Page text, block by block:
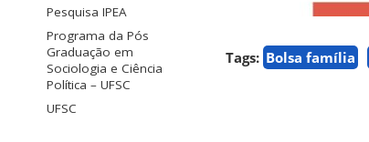
Pesquisa IPEA
Programa da Pós
Graduação em
Sociologia e Ciência
Política – UFSC
UFSC
Tags: Bolsa família